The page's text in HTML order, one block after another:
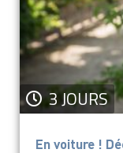
3 JOURS
En voiture !